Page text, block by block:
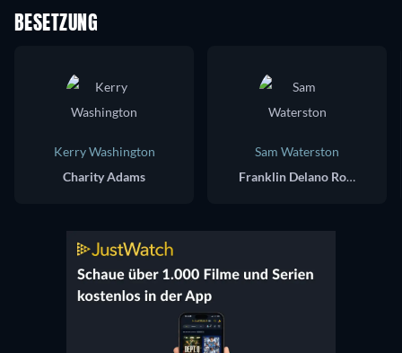
BESETZUNG
Kerry Washington
Charity Adams
Sam Waterston
Franklin Delano Roosevelt